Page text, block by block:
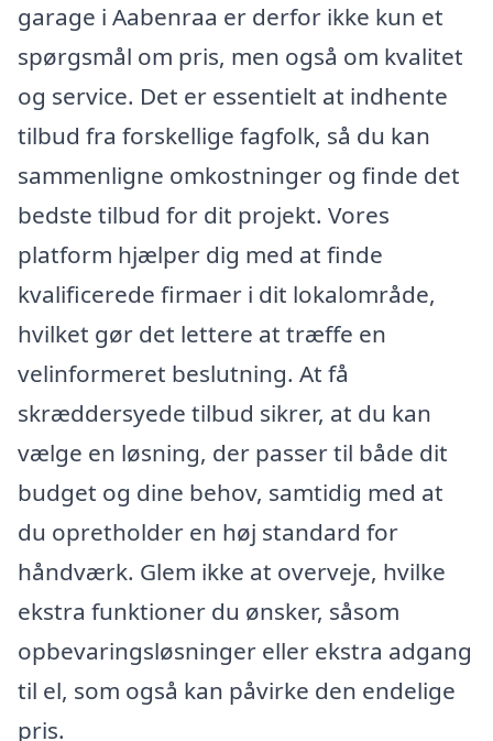
garage i Aabenraa er derfor ikke kun et
spørgsmål om pris, men også om kvalitet
og service. Det er essentielt at indhente
tilbud fra forskellige fagfolk, så du kan
sammenligne omkostninger og finde det
bedste tilbud for dit projekt. Vores
platform hjælper dig med at finde
kvalificerede firmaer i dit lokalområde,
hvilket gør det lettere at træffe en
velinformeret beslutning. At få
skræddersyede tilbud sikrer, at du kan
vælge en løsning, der passer til både dit
budget og dine behov, samtidig med at
du opretholder en høj standard for
håndværk. Glem ikke at overveje, hvilke
ekstra funktioner du ønsker, såsom
opbevaringsløsninger eller ekstra adgang
til el, som også kan påvirke den endelige
pris.